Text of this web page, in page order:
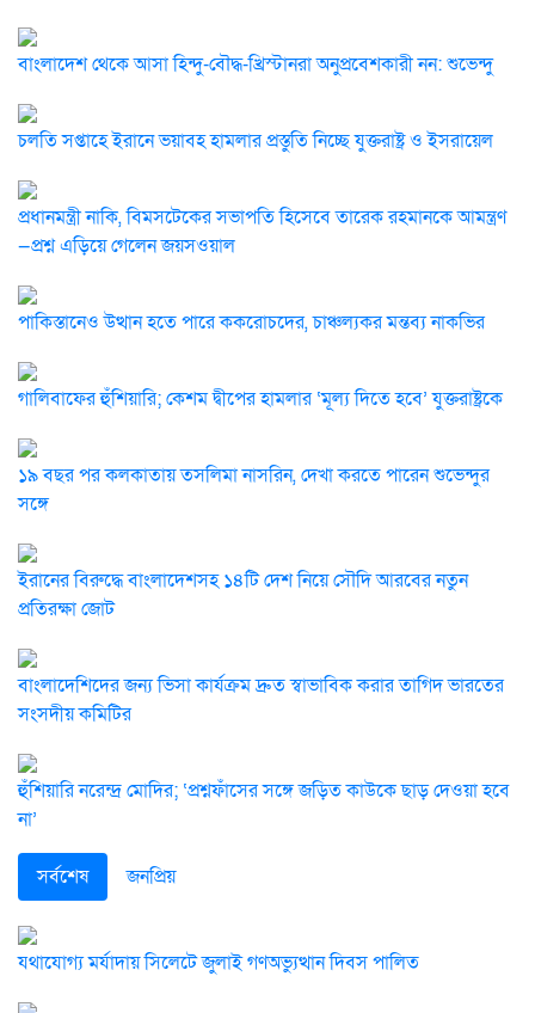
বাংলাদেশ থেকে আসা হিন্দু-বৌদ্ধ-খ্রিস্টানরা অনুপ্রবেশকারী নন: শুভেন্দু
চলতি সপ্তাহে ইরানে ভয়াবহ হামলার প্রস্তুতি নিচ্ছে যুক্তরাষ্ট্র ও ইসরায়েল
প্রধানমন্ত্রী নাকি, বিমসটেকের সভাপতি হিসেবে তারেক রহমানকে আমন্ত্রণ
—প্রশ্ন এড়িয়ে গেলেন জয়সওয়াল
পাকিস্তানেও উত্থান হতে পারে ককরোচদের, চাঞ্চল্যকর মন্তব্য নাকভির
গালিবাফের হুঁশিয়ারি; কেশম দ্বীপের হামলার ‘মূল্য দিতে হবে’ যুক্তরাষ্ট্রকে
১৯ বছর পর কলকাতায় তসলিমা নাসরিন, দেখা করতে পারেন শুভেন্দুর
সঙ্গে
ইরানের বিরুদ্ধে বাংলাদেশসহ ১৪টি দেশ নিয়ে সৌদি আরবের নতুন
প্রতিরক্ষা জোট
বাংলাদেশিদের জন্য ভিসা কার্যক্রম দ্রুত স্বাভাবিক করার তাগিদ ভারতের
সংসদীয় কমিটির
হুঁশিয়ারি নরেন্দ্র মোদির; ‘প্রশ্নফাঁসের সঙ্গে জড়িত কাউকে ছাড় দেওয়া হবে
না’
সর্বশেষ জনপ্রিয়
যথাযোগ্য মর্যাদায় সিলেটে জুলাই গণঅভ্যুত্থান দিবস পালিত